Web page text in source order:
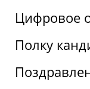
Цифровое
Полку